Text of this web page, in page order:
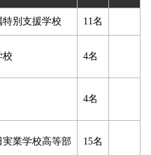
別支援学校 11名
校 4名
4名
業学校高等部 15名